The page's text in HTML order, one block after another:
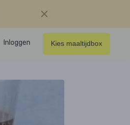
Inloggen Kies maaltijdbox